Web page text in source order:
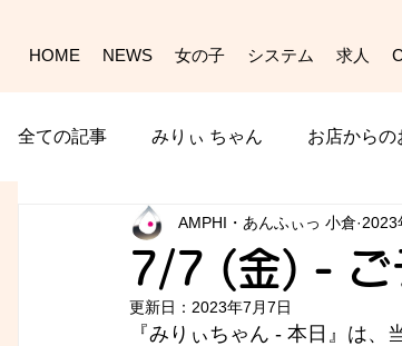
HOME NEWS 女の子 システム 求人
全ての記事 みりぃ ちゃん お店からの
7/7 (金) - ご
AMPHI・あんふぃっ 小倉 2023
更新日： 2023年7月7日
『みりぃちゃん - 本日』は、